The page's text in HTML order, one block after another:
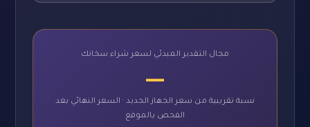
مجال التقدير المبدئي لسعر شراء سخانك
—
نسبة تقريبية من سعر الجهاز الجديد · السعر النهائي بعد
الفحص بالموقع